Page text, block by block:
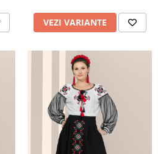
VEZI VARIANTE